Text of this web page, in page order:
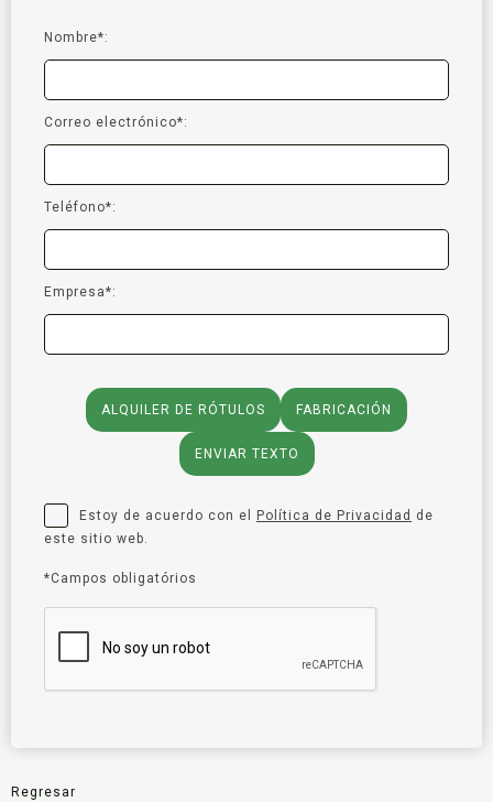
Nombre*:
Correo electrónico*:
Teléfono*:
Empresa*:
ALQUILER DE RÓTULOS FABRICACIÓN
ENVIAR TEXTO
Estoy de acuerdo con el Política de Privacidad de
este sitio web.
*Campos obligatórios
Regresar